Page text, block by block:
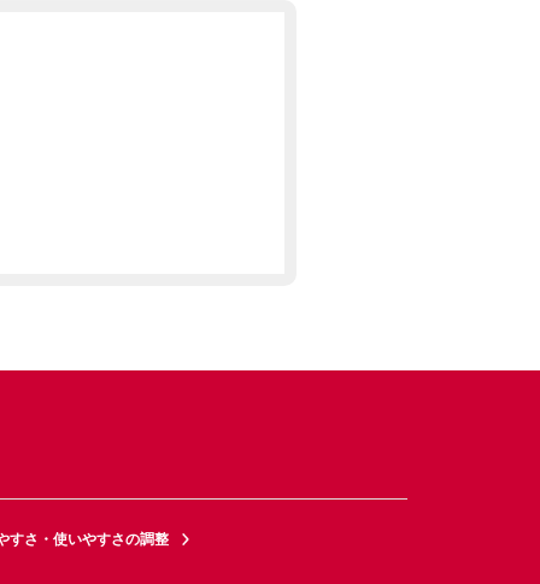
すさ・使いやすさの調整